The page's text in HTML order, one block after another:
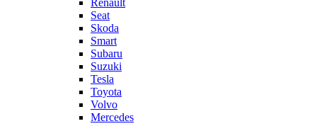
Renault
Seat
Skoda
Smart
Subaru
Suzuki
Tesla
Toyota
Volvo
Mercedes